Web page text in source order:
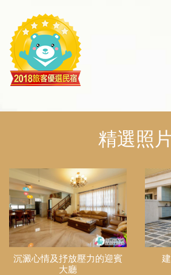
精選照
沉澱心情及抒放壓力的迎賓
大廳